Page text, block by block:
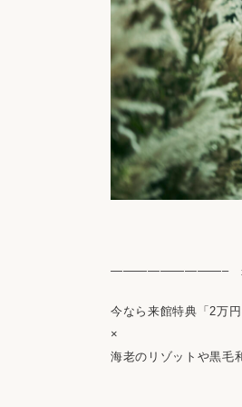
—————————–
今なら来館特典「2万
×
海老のリゾットや黒毛